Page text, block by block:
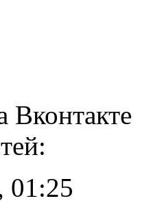
Вконтакте
01:25